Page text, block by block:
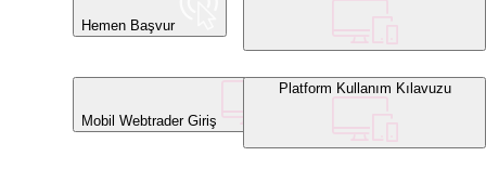
Hemen Başvur
Mobil Webtrader Giriş
Platform Kullanım Kılavuzu